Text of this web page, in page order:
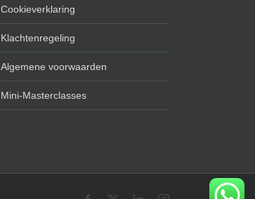
Cookieverklaring
Klachtenregeling
Algemene voorwaarden
Mini-Masterclasses